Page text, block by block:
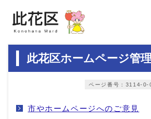
此花区ホームページ管
ページ番号：3114-
市やホームページへのご意見